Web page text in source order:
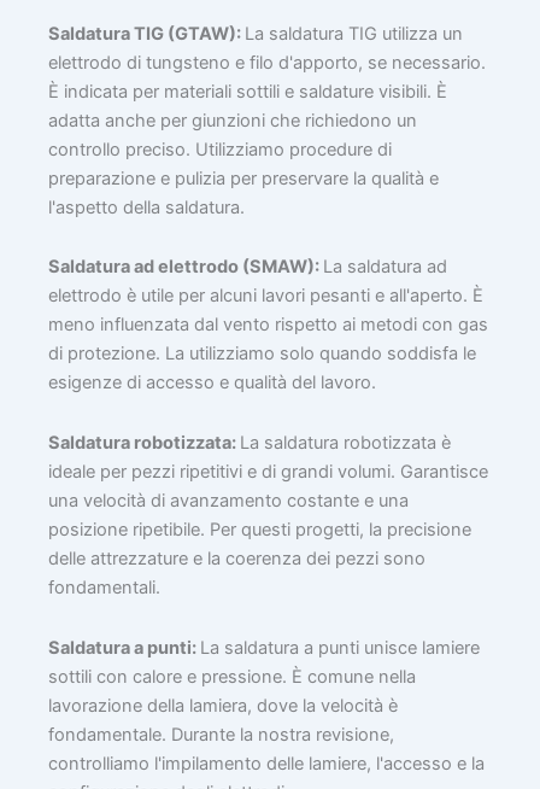
Saldatura TIG (GTAW): La saldatura TIG utilizza un
elettrodo di tungsteno e filo d'apporto, se necessario.
È indicata per materiali sottili e saldature visibili. È
adatta anche per giunzioni che richiedono un
controllo preciso. Utilizziamo procedure di
preparazione e pulizia per preservare la qualità e
l'aspetto della saldatura.
Saldatura ad elettrodo (SMAW): La saldatura ad
elettrodo è utile per alcuni lavori pesanti e all'aperto. È
meno influenzata dal vento rispetto ai metodi con gas
di protezione. La utilizziamo solo quando soddisfa le
esigenze di accesso e qualità del lavoro.
Saldatura robotizzata: La saldatura robotizzata è
ideale per pezzi ripetitivi e di grandi volumi. Garantisce
una velocità di avanzamento costante e una
posizione ripetibile. Per questi progetti, la precisione
delle attrezzature e la coerenza dei pezzi sono
fondamentali.
Saldatura a punti: La saldatura a punti unisce lamiere
sottili con calore e pressione. È comune nella
lavorazione della lamiera, dove la velocità è
fondamentale. Durante la nostra revisione,
controlliamo l'impilamento delle lamiere, l'accesso e la